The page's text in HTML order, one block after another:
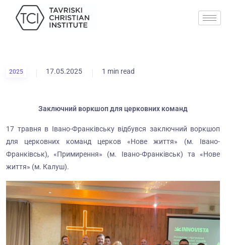
2025 17.05.2025 1 min read
Заключний воркшоп для церковних команд
17 травня в Івано-Франківську відбувся заключний воркшоп
для церковних команд церков «Нове життя» (м. Івано-
Франківськ), «Примирення» (м. Івано-Франківськ) та «Нове
життя» (м. Калуш).